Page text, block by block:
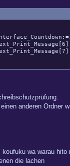
anderen Ordner
wa warau hito
die lachen